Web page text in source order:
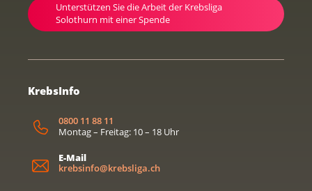
Unterstützen Sie die Arbeit der Krebsliga
Solothurn mit einer Spende
KrebsInfo
0800 11 88 11
Montag – Freitag: 10 – 18 Uhr
E-Mail
krebsinfo@krebsliga.ch